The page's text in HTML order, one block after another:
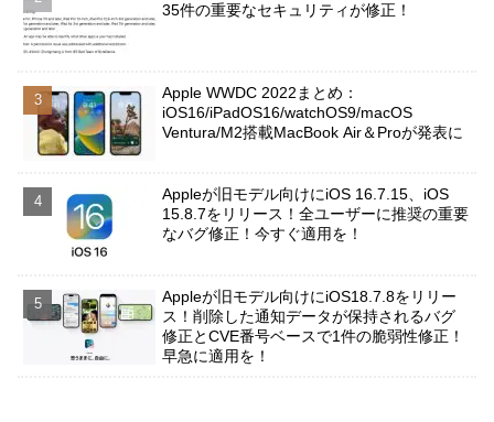
35件の重要なセキュリティが修正！
Apple WWDC 2022まとめ：
iOS16/iPadOS16/watchOS9/macOS
Ventura/M2搭載MacBook Air＆Proが発表に
Appleが旧モデル向けにiOS 16.7.15、iOS
15.8.7をリリース！全ユーザーに推奨の重要
なバグ修正！今すぐ適用を！
Appleが旧モデル向けにiOS18.7.8をリリー
ス！削除した通知データが保持されるバグ
修正とCVE番号ベースで1件の脆弱性修正！
早急に適用を！